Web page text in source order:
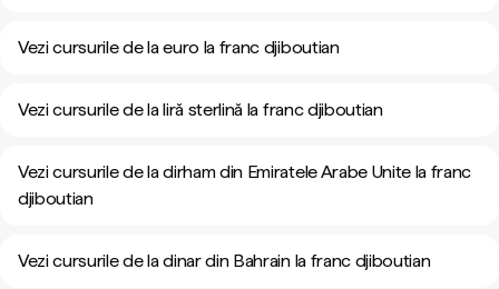
Vezi cursurile de la euro la franc djiboutian
Vezi cursurile de la liră sterlină la franc djiboutian
Vezi cursurile de la dirham din Emiratele Arabe Unite la franc
djiboutian
Vezi cursurile de la dinar din Bahrain la franc djiboutian